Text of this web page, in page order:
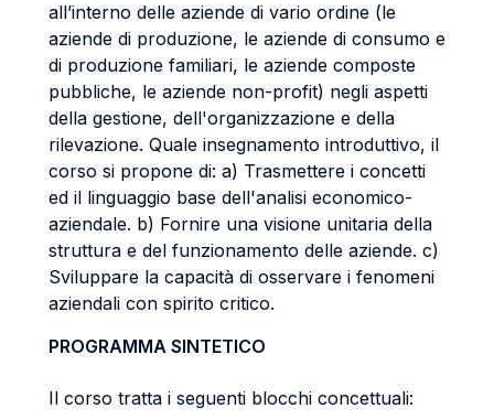
all’interno delle aziende di vario ordine (le
aziende di produzione, le aziende di consumo e
di produzione familiari, le aziende composte
pubbliche, le aziende non-profit) negli aspetti
della gestione, dell'organizzazione e della
rilevazione. Quale insegnamento introduttivo, il
corso si propone di: a) Trasmettere i concetti
ed il linguaggio base dell'analisi economico-
aziendale. b) Fornire una visione unitaria della
struttura e del funzionamento delle aziende. c)
Sviluppare la capacità di osservare i fenomeni
aziendali con spirito critico.
PROGRAMMA SINTETICO
Il corso tratta i seguenti blocchi concettuali: